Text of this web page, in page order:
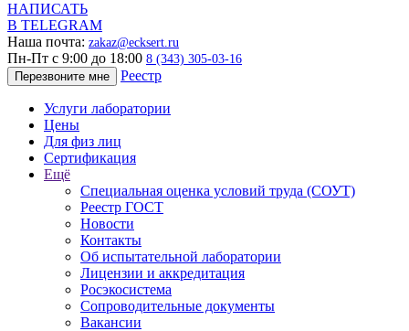
НАПИСАТЬ
В TELEGRAM
Наша почта: zakaz@ecksert.ru
Пн-Пт с 9:00 до 18:00 8 (343) 305-03-16
Перезвоните мне
Реестр
Услуги лаборатории
Цены
Для физ лиц
Сертификация
Ещё
Специальная оценка условий труда (СОУТ)
Реестр ГОСТ
Новости
Контакты
Об испытательной лаборатории
Лицензии и аккредитация
Росэкосистема
Сопроводительные документы
Вакансии